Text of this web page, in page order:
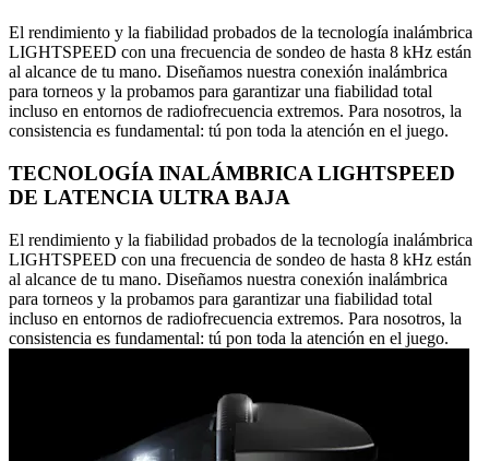
El rendimiento y la fiabilidad probados de la tecnología inalámbrica
LIGHTSPEED con una frecuencia de sondeo de hasta 8 kHz están
al alcance de tu mano. Diseñamos nuestra conexión inalámbrica
para torneos y la probamos para garantizar una fiabilidad total
incluso en entornos de radiofrecuencia extremos. Para nosotros, la
consistencia es fundamental: tú pon toda la atención en el juego.
TECNOLOGÍA INALÁMBRICA LIGHTSPEED
DE LATENCIA ULTRA BAJA
El rendimiento y la fiabilidad probados de la tecnología inalámbrica
LIGHTSPEED con una frecuencia de sondeo de hasta 8 kHz están
al alcance de tu mano. Diseñamos nuestra conexión inalámbrica
para torneos y la probamos para garantizar una fiabilidad total
incluso en entornos de radiofrecuencia extremos. Para nosotros, la
consistencia es fundamental: tú pon toda la atención en el juego.